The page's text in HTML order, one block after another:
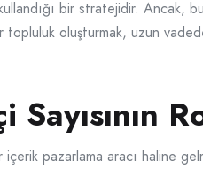
bir stratejidir. Ancak,
oluşturmak, uzun
pazarlama aracı haline